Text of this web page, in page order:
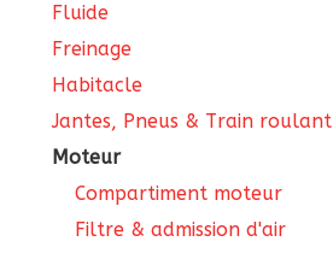
Fluide
Freinage
Habitacle
Jantes, Pneus & Train roulant
Moteur
Compartiment moteur
Filtre & admission d'air